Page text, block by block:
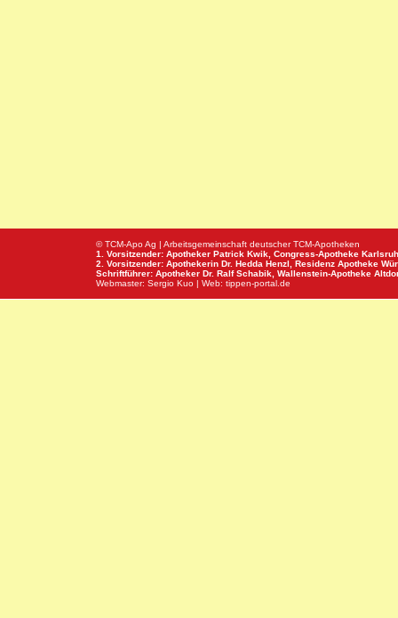
© TCM-Apo Ag | Arbeitsgemeinschaft deutscher TCM-Apotheken
1. Vorsitzender: Apotheker Patrick Kwik, Congress-Apotheke
2. Vorsitzender: Apothekerin Dr. Hedda Henzl, Residenz Apotheke
Schriftführer: Apotheker Dr. Ralf Schabik, Wallenstein-Apotheke
Webmaster: Sergio Kuo | Web: tippen-portal.de